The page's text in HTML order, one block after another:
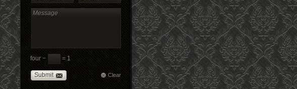
four − = 1
Submit Clear